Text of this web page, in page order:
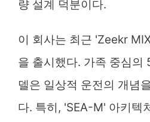
량 설계 덕분이다.
이 회사는 최근 'Zeekr
을 출시했다. 가족 중심의
델은 일상적 운전의 개념
다. 특히, 'SEA-M' 아키텍